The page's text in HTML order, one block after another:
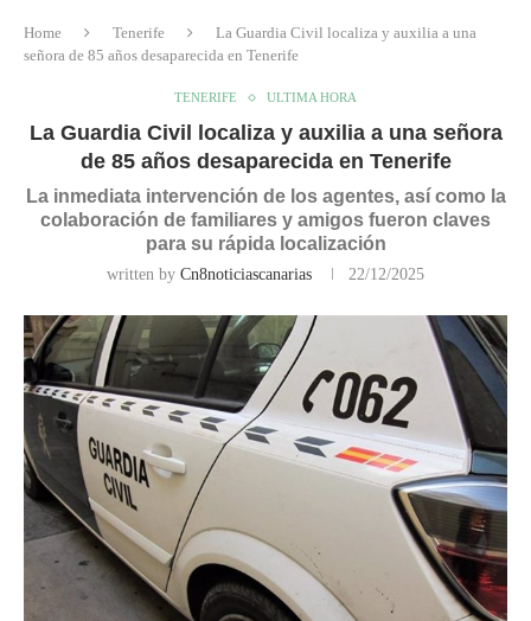
Home Tenerife
La Guardia Civil localiza y auxilia a una
señora de 85 años desaparecida en Tenerife
TENERIFE ULTIMA HORA
La Guardia Civil localiza y auxilia a una señora
de 85 años desaparecida en Tenerife
La inmediata intervención de los agentes, así como la
colaboración de familiares y amigos fueron claves
para su rápida localización
written by Cn8noticiascanarias 22/12/2025